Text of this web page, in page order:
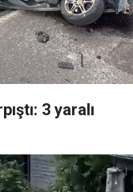
3 yaralı